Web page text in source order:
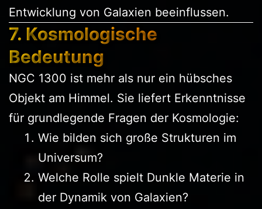
Entwicklung von Galaxien beeinflussen.
7. Kosmologische
Bedeutung
NGC 1300 ist mehr als nur ein hübsches
Objekt am Himmel. Sie liefert Erkenntnisse
für grundlegende Fragen der Kosmologie:
Wie bilden sich große Strukturen im
Universum?
Welche Rolle spielt Dunkle Materie in
der Dynamik von Galaxien?